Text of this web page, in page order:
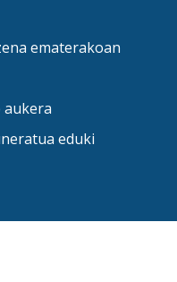
ematerakoan
eduki